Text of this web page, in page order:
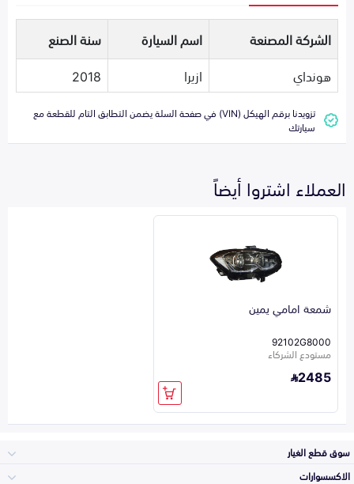
الشركة المصنعة اسم السيارة
سنة الصنع
هونداي
ازيرا 2018
تزويدنا برقم الهيكل (VIN) في صفحة السلة يضمن التطابق التام للقطعة مع
سيارتك
العملاء اشتروا أيضاً
شمعة امامي يمين
92102G8000
مستودع الشركاء
2485
سوق قطع الغيار
الاكسسوارات